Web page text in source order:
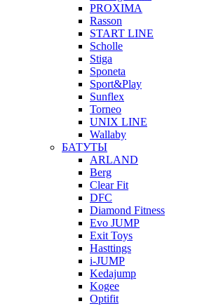
PROXIMA
Rasson
START LINE
Scholle
Stiga
Sponeta
Sport&Play
Sunflex
Torneo
UNIX LINE
Wallaby
БАТУТЫ
ARLAND
Berg
Clear Fit
DFC
Diamond Fitness
Evo JUMP
Exit Toys
Hasttings
i-JUMP
Kedajump
Kogee
Optifit